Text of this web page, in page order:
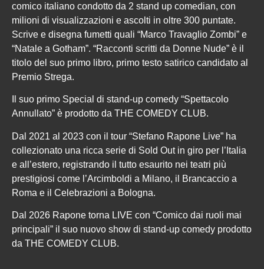
comico italiano condotto da 2 stand up comedian, con
milioni di visualizzazioni e ascolti in oltre 300 puntate.
Scrive e disegna fumetti quali “Marco Travaglio Zombi” e
“Natale a Gotham”. “Racconti scritti da Donne Nude” è il
titolo del suo primo libro, primo testo satirico candidato al
Premio Strega.
Il suo primo Special di stand-up comedy “Spettacolo
Annullato” è prodotto da THE COMEDY CLUB.
Dal 2021 al 2023 con il tour “Stefano Rapone Live” ha
collezionato una ricca serie di Sold Out in giro per l’Italia
e all’estero, registrando il tutto esaurito nei teatri più
prestigiosi come l’Arcimboldi a Milano, il Brancaccio a
Roma e il Celebrazioni a Bologna.
Dal 2026 Rapone torna LIVE con “Comico dai ruoli mai
principali” il suo nuovo show di stand-up comedy prodotto
da THE COMEDY CLUB.